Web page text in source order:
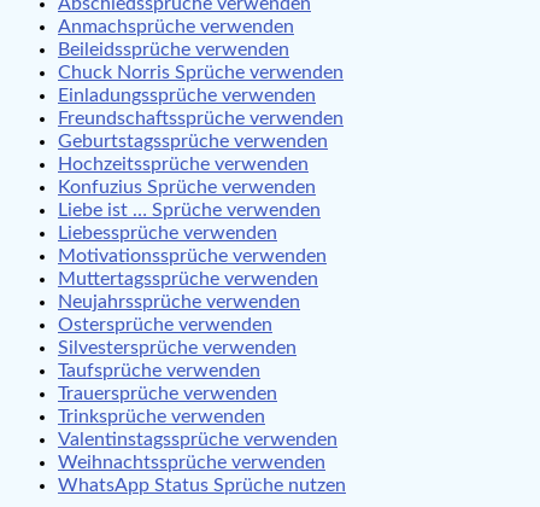
Anmachsprüche verwenden
Beileidssprüche verwenden
Chuck Norris Sprüche verwenden
Einladungssprüche verwenden
Freundschaftssprüche verwenden
Geburtstagssprüche verwenden
Hochzeitssprüche verwenden
Konfuzius Sprüche verwenden
Liebe ist … Sprüche verwenden
Liebessprüche verwenden
Motivationssprüche verwenden
Muttertagssprüche verwenden
Neujahrssprüche verwenden
Ostersprüche verwenden
Silvestersprüche verwenden
Taufsprüche verwenden
Trauersprüche verwenden
Trinksprüche verwenden
Valentinstagssprüche verwenden
Weihnachtssprüche verwenden
WhatsApp Status Sprüche nutzen